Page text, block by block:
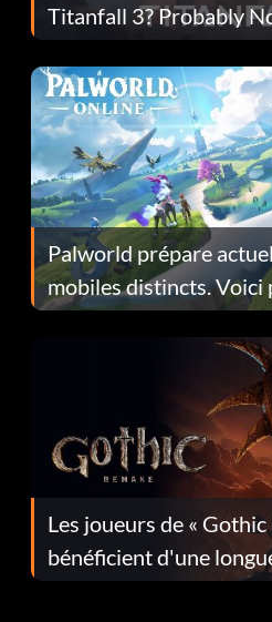
Titanfall 3? Probably
Fans Are Hopeful
Palworld prépare
mobiles distincts. Voici
Les joueurs de « Gothic
bénéficient d'une
corrections dans la